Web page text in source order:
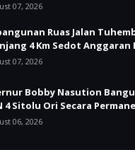
07, 2026
Ruas Jalan
4 Km Sedot Anggaran
07, 2026
Bobby Nasution
4 Sitolu Ori Secara
06, 2026